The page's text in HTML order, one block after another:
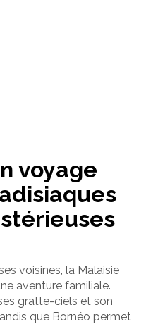
voyage
voisines, la Malaisie
aventure familiale.
gratte-ciels et son
que Bornéo permet